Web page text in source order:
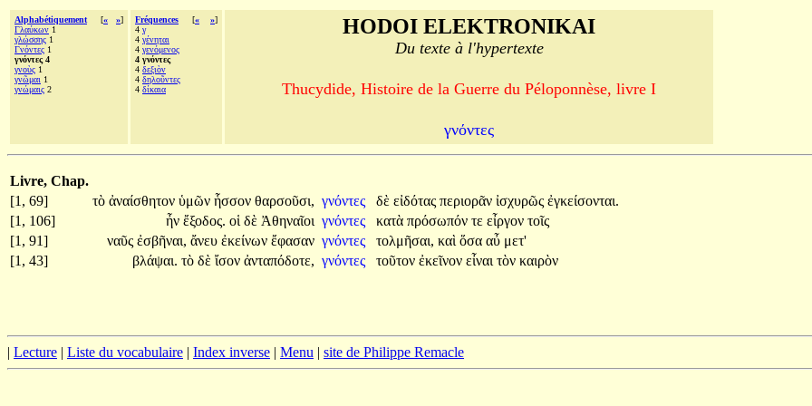
Alphabétiquement [« »]
Γλαύκων 1
γλώσσης 1
Γνόντες 1
γνόντες 4
γνοὺς 1
γνῶμαι 1
γνώμαις 2
Fréquences [« »]
4 γ
4 γένηται
4 γενόμενος
4 γνόντες
4 δεξιὸν
4 δηλοῦντες
4 δίκαια
HODOI ELEKTRONIKAI
Du texte à l'hypertexte
Thucydide, Histoire de la Guerre du Péloponnèse, livre I
γνόντες
Livre, Chap.
[1, 69]
τὸ ἀναίσθητον ὑμῶν ἧσσον θαρσοῦσι, γνόντες δὲ εἰδότας περιορᾶν ἰσχυρῶς ἐγκείσονται.
[1, 106]
ἦν ἔξοδος. οἱ δὲ Ἀθηναῖοι γνόντες κατὰ πρόσωπόν τε εἶργον τοῖς
[1, 91]
ναῦς ἐσβῆναι, ἄνευ ἐκείνων ἔφασαν γνόντες τολμῆσαι, καὶ ὅσα αὖ μετ'
[1, 43]
βλάψαι. τὸ δὲ ἴσον ἀνταπόδοτε, γνόντες τοῦτον ἐκεῖνον εἶναι τὸν καιρὸν
| Lecture | Liste du vocabulaire | Index inverse | Menu | site de Philippe Remacle